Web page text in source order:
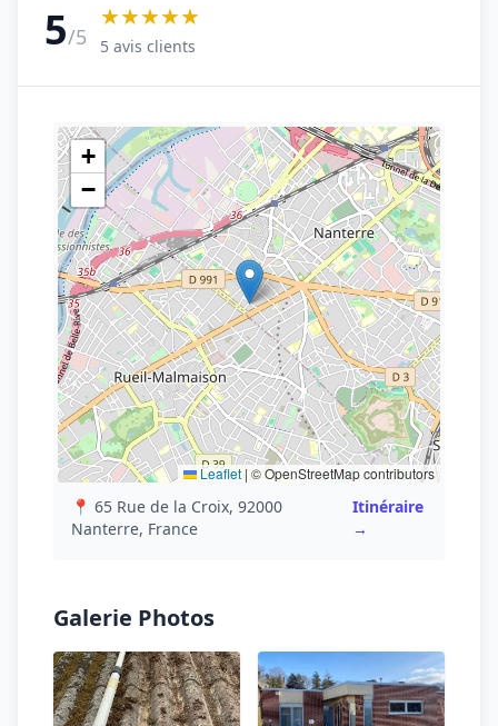
5/5
★★★★★
5 avis clients
+
−
Leaflet |© OpenStreetMap contributors
📍 65 Rue de la Croix, 92000
Nanterre, France
Itinéraire
→
Galerie Photos